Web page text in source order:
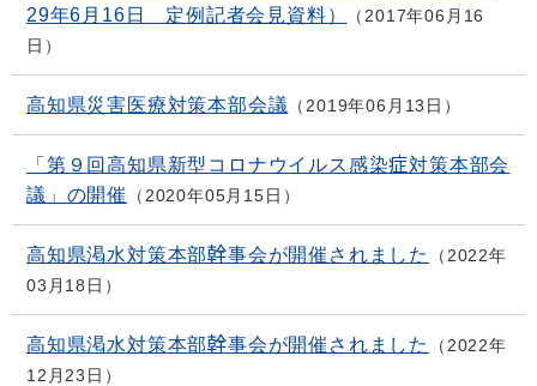
29年6月16日 定例記者会見資料）
2017年06月16
日
高知県災害医療対策本部会議 2019年06月13日
「第９回高知県新型コロナウイルス感染症対策本部会
議」の開催
2020年05月15日
高知県渇水対策本部幹事会が開催されました
2022年
03月18日
高知県渇水対策本部幹事会が開催されました
2022年
12月23日